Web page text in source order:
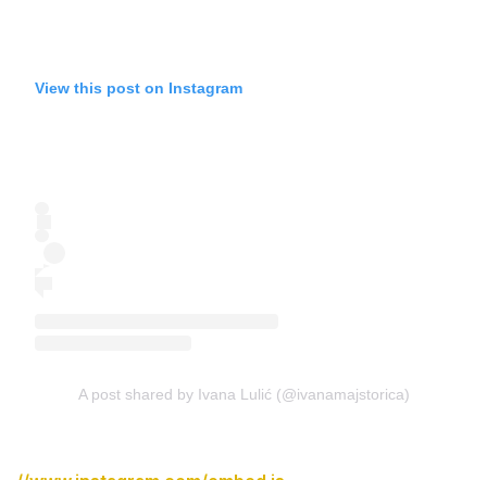
View this post on Instagram
A post shared by Ivana Lulić (@ivanamajstorica)